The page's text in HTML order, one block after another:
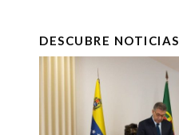
DESCUBRE NOTICIAS